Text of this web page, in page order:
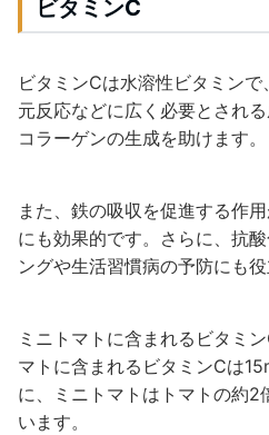
ビタミンC
ビタミンCは水溶性ビタミン
元反応などに広く必要とされ
コラーゲンの生成を助けます。
また、鉄の吸収を促進する作
にも効果的です。さらに、抗
ングや生活習慣病の予防にも役
ミニトマトに含まれるビタミ
マトに含まれるビタミンCは
に、ミニトマトはトマトの約2
います。